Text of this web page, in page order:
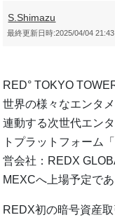
S.Shimazu
最終更新日時:2025/04/04 21:43
RED° TOKYO
世界の様々なエンタ
連動する次世代エン
トプラットフォーム
営会社：REDX
MEXCへ上場予定で
REDX初の暗号資産